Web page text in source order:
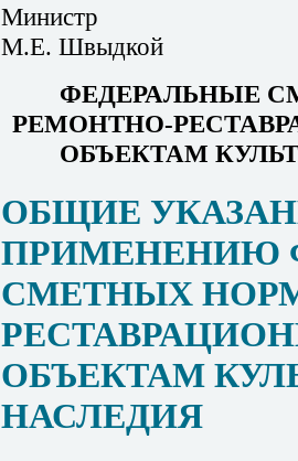
Министр
М.Е. Швыдкой
ФЕДЕРАЛЬНЫЕ
РЕМОНТНО-
ОБЪЕКТАМ
ОБЩИЕ
ПРИМЕНЕНИЮ
СМЕТНЫХ
ОБЪЕКТАМ
НАСЛЕДИЯ